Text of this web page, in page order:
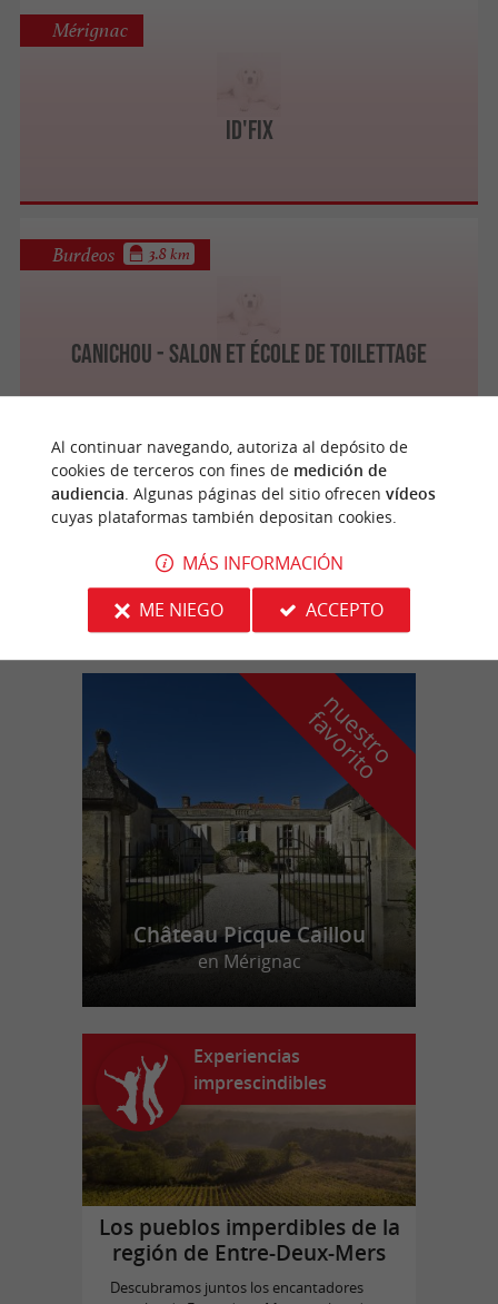
Id'fix
Mérignac
Canichou - Salon et école de toilettage
Burdeos 3.8 km
La Toutounière
Pessac 5 km
n
u
e
s
t
r
o
f
a
v
o
r
i
t
o
Château Picque Caillou
en Mérignac
Experiencias
imprescindibles
Los pueblos imperdibles de la
región de Entre-Deux-Mers
Descubramos juntos los encantadores
Al continuar navegando, autoriza al depósito de
cookies de terceros con fines de medición de
audiencia . Algunas páginas del sitio ofrecen vídeos
cuyas plataformas también depositan cookies.
MÁS INFORMACIÓN
ME NIEGO
ACCEPTO